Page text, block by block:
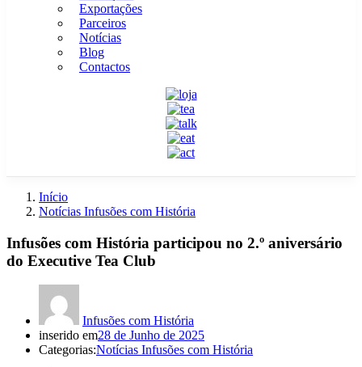
Exportações
Parceiros
Notícias
Blog
Contactos
Início
Notícias Infusões com História
Infusões com História participou no 2.º aniversário
do Executive Tea Club
Infusões com História
inserido em28 de Junho de 2025
Categorias:Notícias Infusões com História